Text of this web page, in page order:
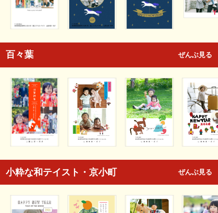
百々葉 ぜんぶ見る
小粋な和テイスト・京小町 ぜんぶ見る